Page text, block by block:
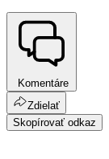
Komentáre
Zdielať
Skopírovať odkaz